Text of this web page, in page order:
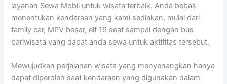
layanan Sewa Mobil untuk wisata terbaik. Anda bebas
menentukan kendaraan yang kami sediakan, mulai dari
family car, MPV besar, elf 19 seat sampai dengan bus
pariwisata yang dapat anda sewa untuk aktifitas tersebut.
Mewujudkan perjalanan wisata yang menyenangkan hanya
dapat diperoleh saat kendaraan yang digunakan dalam